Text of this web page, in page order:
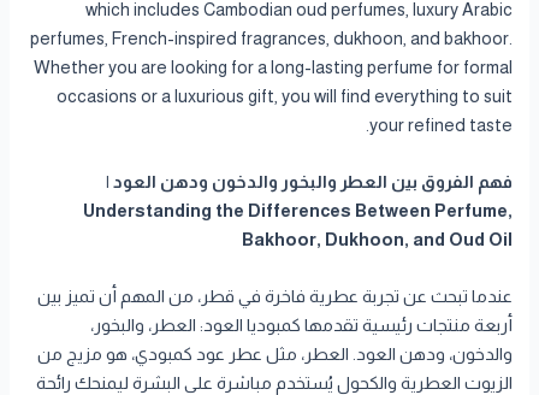
which includes Cambodian oud perfumes, luxury Arabic
perfumes, French-inspired fragrances, dukhoon, and bakhoor.
Whether you are looking for a long-lasting perfume for formal
occasions or a luxurious gift, you will find everything to suit
your refined taste.
فهم الفروق بين العطر والبخور والدخون ودهن العود |
Understanding the Differences Between Perfume,
Bakhoor, Dukhoon, and Oud Oil
عندما تبحث عن تجربة عطرية فاخرة في قطر، من المهم أن تميز بين
أربعة منتجات رئيسية تقدمها كمبوديا العود: العطر، والبخور،
والدخون، ودهن العود. العطر، مثل عطر عود كمبودي، هو مزيج من
الزيوت العطرية والكحول يُستخدم مباشرة على البشرة ليمنحك رائحة